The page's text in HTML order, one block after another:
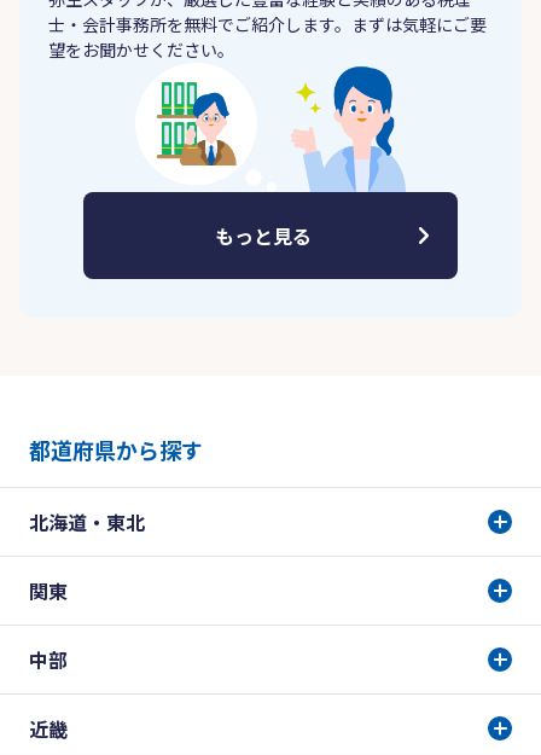
士・会計事務所を無料でご紹介します。まずは気軽にご要
望をお聞かせください。
もっと見る
都道府県から探す
北海道・東北
関東
中部
近畿